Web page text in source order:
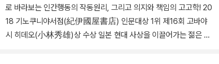
<사이버네틱스를 읽자!>, <중간계의 상상: 작업장, 정원, 강호> 등의
강좌가 2024년 2월까지 이어졌다. 그리고 2024년 3월 5일, 박성관
은 한 사람으로서의 삶을 마감하고 “사물의 그늘”에서 상쾌한 아타락
로 바라보는 인간행동의 작동원리, 그리고 의지와 책임의 고고학! 20
18 기노쿠니야서점(紀伊國屋書店) 인문대상 1위 제16회 고바야
시 히데오(小林秀雄)상 수상 일본 현대 사상을 이끌어가는 젊은 철